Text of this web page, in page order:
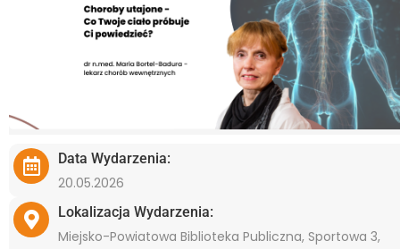
Data Wydarzenia:
20.05.2026
Lokalizacja Wydarzenia:
Miejsko-Powiatowa Biblioteka Publiczna, Sportowa 3,